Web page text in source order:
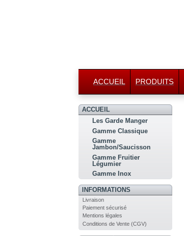
ACCUEIL PRODUITS
ACCUEIL
Les Garde Manger
Gamme Classique
Gamme
Jambon/Saucisson
Gamme Fruitier
Légumier
Gamme Inox
INFORMATIONS
Livraison
Paiement sécurisé
Mentions légales
Conditions de Vente (CGV)